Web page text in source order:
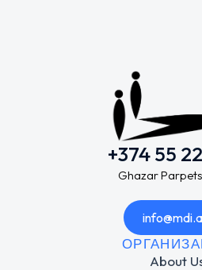
+374 55
Ghazar
About